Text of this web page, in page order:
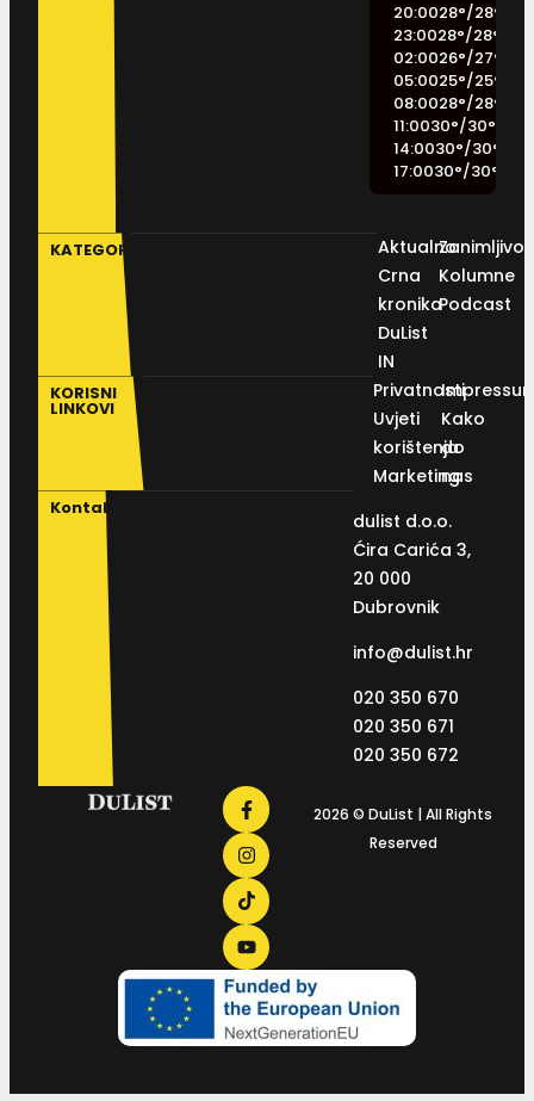
20:0028°/28°
23:0028°/28°
02:0026°/27°
05:0025°/25°
08:0028°/28°
11:0030°/30°
14:0030°/30°
17:0030°/30°
KATEGORIJE
Aktualno
Crna
kronika
DuList
IN
Kolumne
Podcast
KORISNI
LINKOVI
Privatnosti
Uvjeti
korištenja
Marketing
Kako
do
nas
Kontakt
dulist d.o.o.
Ćira Carića 3,
20 000
Dubrovnik
info@dulist.hr
020 350 670
020 350 671
020 350 672
2026 © DuList | All Rights
Reserved